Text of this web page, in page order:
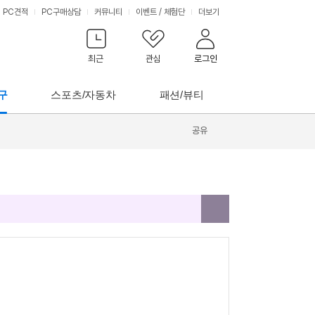
최근 관심 로그인
PC견적 PC구매상담 커뮤니티 이벤트 / 체험단 더보기
스포츠/자동차 패션/뷰티
공유